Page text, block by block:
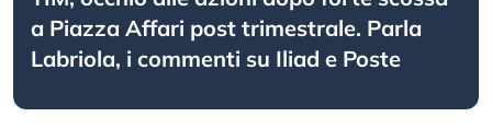
a Piazza Affari post trimestrale. Parla
Labriola, i commenti su Iliad e Poste